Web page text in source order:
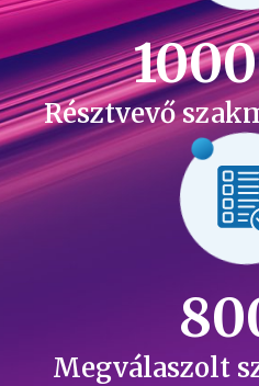
Résztvevő
Megválaszolt